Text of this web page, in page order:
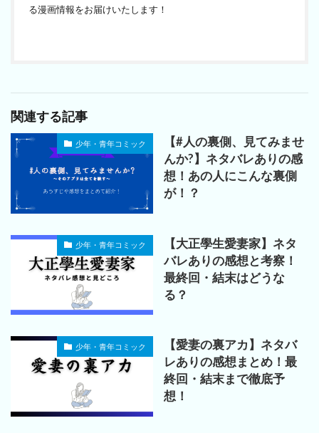
る漫画情報をお届けいたします！
関連する記事
少年・青年コミック
【#人の裏側、見てみませ
んか?】ネタバレありの感
想！あの人にこんな裏側
が！？
少年・青年コミック
【大正學生愛妻家】ネタ
バレありの感想と考察！
最終回・結末はどうな
る？
少年・青年コミック
【愛妻の裏アカ】ネタバ
レありの感想まとめ！最
終回・結末まで徹底予
想！